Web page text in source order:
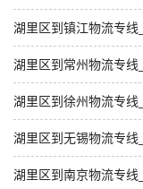
湖里区到镇江物流专线
湖里区到常州物流专线
湖里区到徐州物流专线
湖里区到无锡物流专线
湖里区到南京物流专线